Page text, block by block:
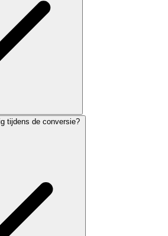
tijdens de conversie?